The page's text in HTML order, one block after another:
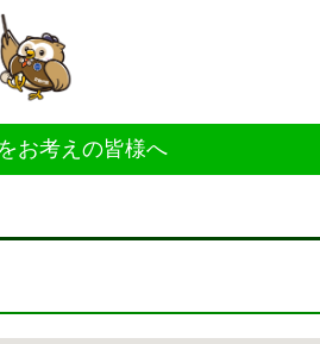
お考えの皆様へ